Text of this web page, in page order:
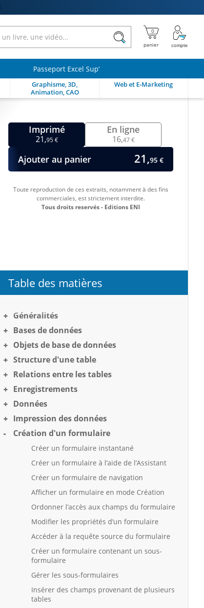
Passeport Excel Sup’
Graphisme, 3D,
Animation, CAO
Web et E-Marketing
Imprimé
21,95 €
En ligne
16,47 €
Ajouter au panier 21,95 €
Toute reproduction de ces extraits, notamment à des fins
commerciales, est strictement interdite.
Tous droits reservés - Editions ENI
Table des matières
Généralités
Bases de données
Objets de base de données
Structure d'une table
Relations entre les tables
Enregistrements
Données
Impression des données
Création d'un formulaire
Créer un formulaire instantané
Créer un formulaire à l’aide de l’Assistant
Créer un formulaire de navigation
Afficher un formulaire en mode Création
Ordonner l’accès aux champs du formulaire
Modifier les propriétés d’un formulaire
Accéder à la requête source du formulaire
Créer un formulaire contenant un sous-
formulaire
Gérer les sous-formulaires
Insérer des champs provenant de plusieurs
tables